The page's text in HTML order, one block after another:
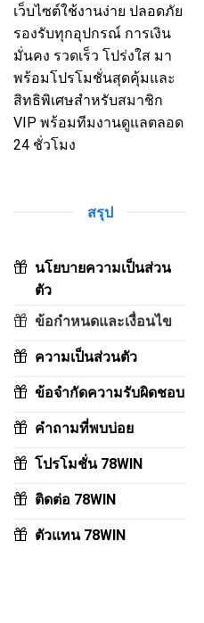
เว็บไซต์ใช้งานง่าย ปลอดภัย
รองรับทุกอุปกรณ์ การเงิน
มั่นคง รวดเร็ว โปร่งใส มา
พร้อมโปรโมชั่นสุดคุ้มและ
สิทธิพิเศษสำหรับสมาชิก
VIP พร้อมทีมงานดูแลตลอด
24 ชั่วโมง
สรุป
นโยบายความเป็นส่วน
ตัว
ข้อกำหนดและเงื่อนไข
ความเป็นส่วนตัว
ข้อจำกัดความรับผิดชอบ
คำถามที่พบบ่อย
โปรโมชั่น 78WIN
ติดต่อ 78WIN
ตัวแทน 78WIN